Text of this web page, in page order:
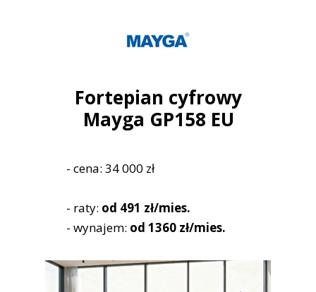
Fortepian cyfrowy
Mayga GP158 EU
- cena: 34 000 zł
- raty: od 491 zł/mies.
- wynajem: od 1360 zł/mies.